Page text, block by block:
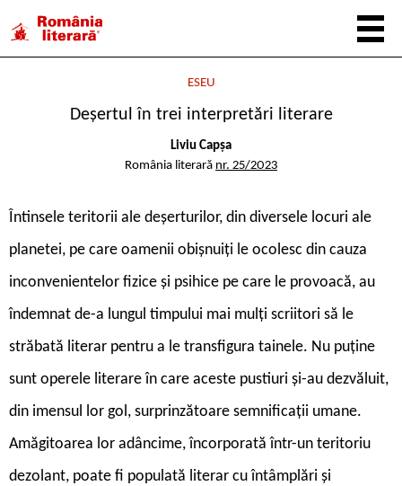
ESEU
Deșertul în trei interpretări literare
Liviu Capșa
România literară nr. 25/2023
ntinsele teritorii ale deșerturilor, din diversele locuri ale
planetei, pe care oamenii obișnuiți le ocolesc din cauza
inconvenientelor fizice și psihice pe care le provoacă, au
îndemnat de-a lungul timpului mai mulți scriitori să le
străbată literar pentru a le transfigura tainele. Nu puține
sunt operele literare în care aceste pustiuri și-au dezvăluit,
din imensul lor gol, surprinzătoare semnificații umane.
Amăgitoarea lor adâncime, încorporată într-un teritoriu
dezolant, poate fi populată literar cu întâmplări și